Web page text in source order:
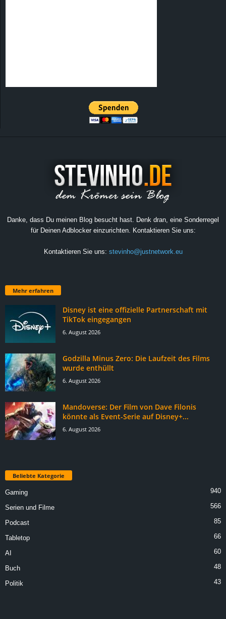
Danke, dass Du meinen Blog besucht hast. Denk dran, eine Sonderregel
für Deinen Adblocker einzurichten. Kontaktieren Sie uns:
Kontaktieren Sie uns: stevinho@justnetwork.eu
Mehr erfahren
Disney ist eine offizielle Partnerschaft mit
TikTok eingegangen
6. August 2026
Godzilla Minus Zero: Die Laufzeit des Films
wurde enthüllt
6. August 2026
Mandoverse: Der Film von Dave Filonis
könnte als Event-Serie auf Disney+...
6. August 2026
Beliebte Kategorie
Gaming 940
Serien und Filme 566
Podcast 85
Tabletop 66
AI 60
Buch 48
Politik 43